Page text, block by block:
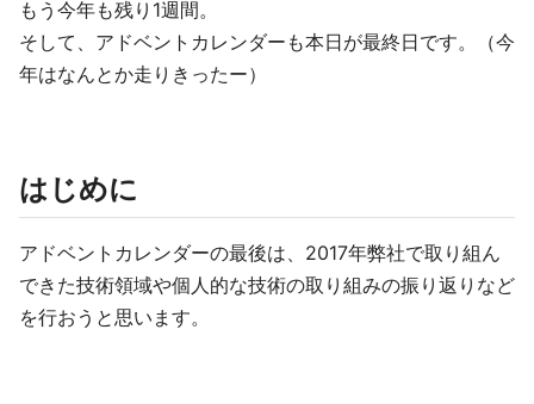
もう今年も残り1週間。
そして、アドベントカレンダーも本日が最終日です。（今
年はなんとか走りきったー）
はじめに
アドベントカレンダーの最後は、2017年弊社で取り組ん
できた技術領域や個人的な技術の取り組みの振り返りなど
を行おうと思います。